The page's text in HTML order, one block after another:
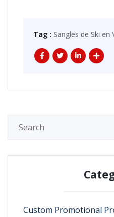
Tag : Sangles de Ski en
Custom Promotional